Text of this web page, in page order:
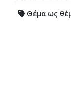
Θέμα ως